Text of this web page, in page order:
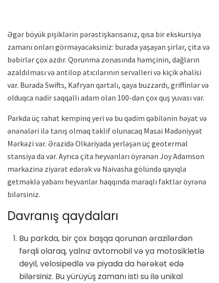
Əgər böyük pişiklərin pərəstişkarısanız, qısa bir ekskursiya
zamanı onları görməyəcəksiniz: burada yaşayan şirlər, çita və
bəbirlər çox azdır. Qorunma zonasında həmçinin, dağların
azaldılması və antilop atıcılarının servalleri və kiçik əhalisi
var. Burada Swifts, Kafryan qartalı, qaya buzzardı, griffinlər və
olduqca nadir saqqallı adam olan 100-dən çox quş yuvası var.
Parkda üç rahat kempinq yeri və bu qədim qəbilənin həyat və
ənənələri ilə tanış olmaq təklif olunacaq Masai Mədəniyyət
Mərkəzi var. Ərazidə Olkariyada yerləşən üç geotermal
stansiya da var. Ayrıca çita heyvanları öyrənən Joy Adamson
mərkəzinə ziyarət edərək və Naivasha gölündə qayıqla
getməklə yabanı heyvanlar haqqında maraqlı faktlar öyrənə
bilərsiniz.
Davranış qaydaları
Bu parkda, bir çox başqa qorunan ərazilərdən
fərqli olaraq, yalnız avtomobil və ya motosikletlə
deyil, velosipedlə və piyada da hərəkət edə
bilərsiniz. Bu yürüyüş zamanı isti su ilə unikal